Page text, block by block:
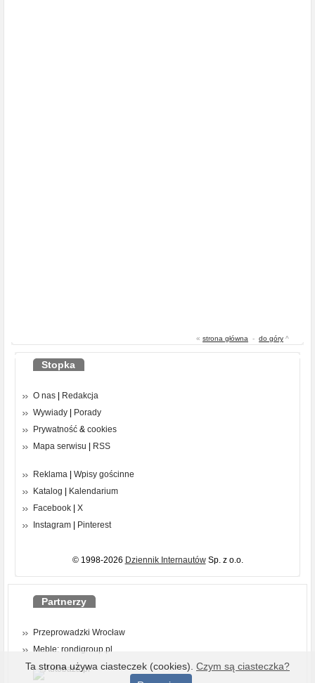
« strona główna - do góry ^
Stopka
O nas
Redakcja
Wywiady
Porady
Prywatność & cookies
Mapa serwisu
RSS
Reklama
Wpisy gościnne
Katalog
Kalendarium
Facebook
X
Instagram
Pinterest
© 1998-2026 Dziennik InternautówSp. z o.o.
Partnerzy
Przeprowadzki Wrocław
Meble: rondigroup.pl
Ta strona używa ciasteczek (cookies). Czym są ciasteczka?